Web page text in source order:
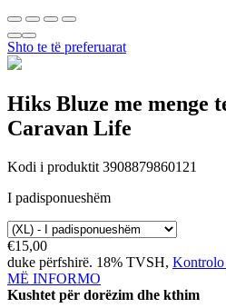
Shto te të preferuarat
Hiks Bluze me menge
Caravan Life
Kodi i produktit 3908879860121
I padisponueshëm
€15,00
duke përfshirë. 18% TVSH, Kontrolo
MË INFORMO
Kushtet për dorëzim dhe kthim